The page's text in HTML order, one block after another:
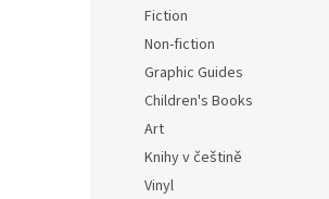
Fiction
Non-fiction
Graphic Guides
Children's Books
Art
Knihy v češtině
Vinyl